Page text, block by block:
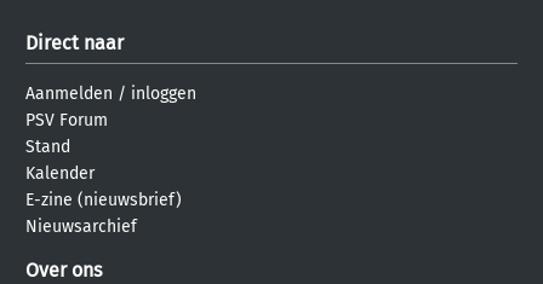
Direct naar
Aanmelden / inloggen
PSV Forum
Stand
Kalender
E-zine (nieuwsbrief)
Nieuwsarchief
Over ons